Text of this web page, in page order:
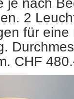
2
für eine
CHF